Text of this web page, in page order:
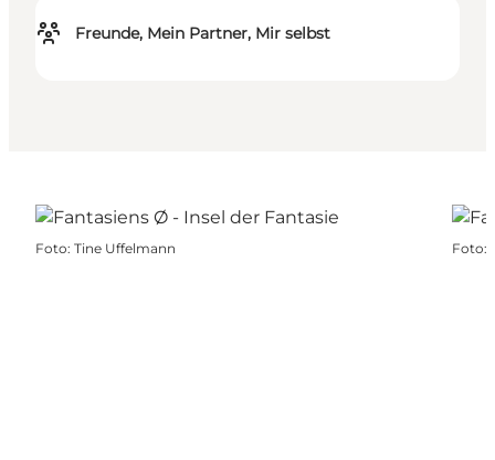
Freunde, Mein Partner, Mir selbst
Foto: Tine Uffelmann Foto: